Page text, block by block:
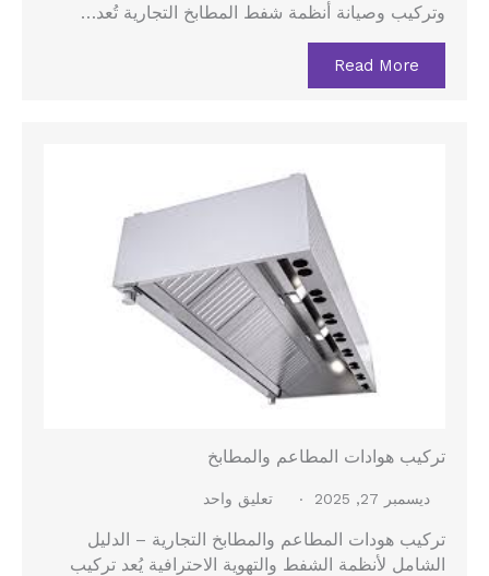
وتركيب وصيانة أنظمة شفط المطابخ التجارية تُعد…
Read More
تركيب هوادات المطاعم والمطابخ
ديسمبر 27, 2025 تعليق واحد
تركيب هودات المطاعم والمطابخ التجارية – الدليل
الشامل لأنظمة الشفط والتهوية الاحترافية يُعد تركيب